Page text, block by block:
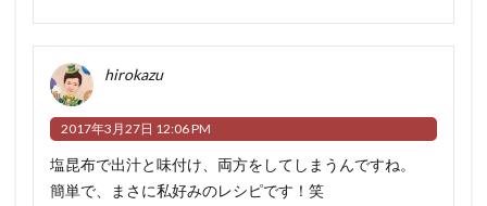
hirokazu
2017年3月27日 12:06 PM
塩昆布で出汁と味付け、両方をしてしまうんですね。
簡単で、まさに私好みのレシピです！笑